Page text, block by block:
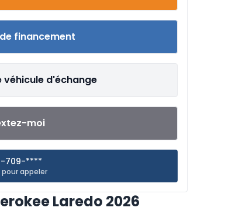
financement
véhicule d'échange
moi
709-****
appeler
Laredo 2026